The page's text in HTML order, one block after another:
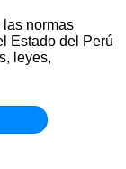
las normas
Estado del Perú
leyes,